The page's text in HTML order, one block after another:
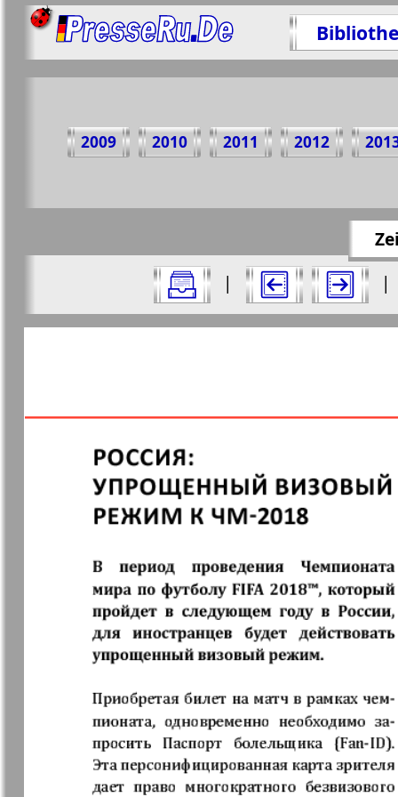
2009 2010 2011 2012
Alle Ausgaben Zeitschriften "Russkiy
40
|
|
1
7
13 14
19
25 26
https://
❬ Apelsin
Baden-
MK-Germany
Landsleute
MK-
Novije Semljaki nord.Aktuell
Partner Partner-
Telegraf